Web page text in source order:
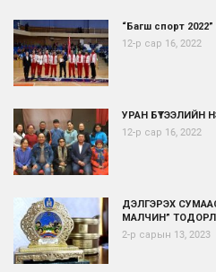
“Багш спорт
12-р сар 16, 2022
УРАН БҮТЭЭЛИЙН
12-р сар 16, 2022
ДЭЛГЭРЭХ
МАЛЧИН”
2-р сарын 13, 2023